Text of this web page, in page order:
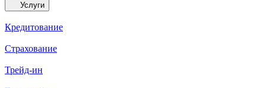
Услуги
Кредитование
Страхование
Трейд-ин